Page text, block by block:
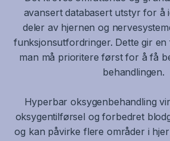
avansert databasert utstyr for å
deler av hjernen og
funksjonsutfordringer. Dette gir
man må prioritere først for å få
behandlingen.
Hyperbar oksygenbehandling
oksygentilførsel og forbedret
og kan påvirke flere områder i